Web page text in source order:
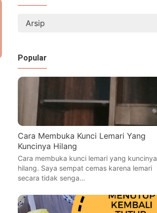
Popular
Cara Membuka Kunci Lemari Yang
Kuncinya Hilang
Cara membuka kunci lemari yang kuncinya
hilang. Saya sempat cemas karena lemari
secara tidak senga…